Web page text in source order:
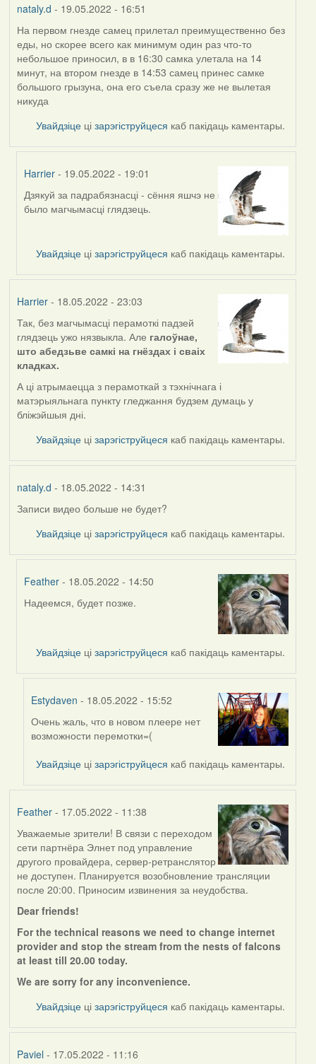
nataly.d - 19.05.2022 - 16:51
На первом гнезде самец прилетал преимущественно без
еды, но скорее всего как минимум один раз что-то
небольшое приносил, в в 16:30 самка улетала на 14
минут, на втором гнезде в 14:53 самец принес самке
большого грызуна, она его съела сразу же не вылетая
никуда
Увайдзіце цізарэгіструйцеся каб пакідаць каментары.
Harrier - 19.05.2022 - 19:01
In
reply
nataly.d
Дзякуй за падрабязнасці - сёння яшчэ не
было магчымасці глядзець.
Увайдзіце цізарэгіструйцеся каб пакідаць каментары.
Harrier- 18.05.2022 - 23:03
Так, без магчымасці перамоткі падзей
глядзець ужо нязвыкла. Але галоўнае,
што абедзьве самкі на гнёздах і сваіх
кладках.
А ці атрымаецца з перамоткай з тэхнічнага і
матэрыяльнага пункту гледжання будзем думаць у
бліжэйшыя дні.
Увайдзіце цізарэгіструйцеся каб пакідаць каментары.
nataly.d - 18.05.2022 - 14:31
Записи видео больше не будет?
Увайдзіце цізарэгіструйцеся каб пакідаць каментары.
Feather - 18.05.2022 - 14:50
In
Надеемся, будет позже.
Увайдзіце цізарэгіструйцеся каб пакідаць каментары.
Estydaven - 18.05.2022 - 15:52
In
reply
by
Feather
Очень жаль, что в новом плеере нет
возможности перемотки=(
Увайдзіце цізарэгіструйцеся каб пакідаць каментары.
Feather- 17.05.2022 - 11:38
Уважаемые зрители! В связи с переходом
сети партнёра Элнет под управление
другого провайдера, сервер-ретранслятор
не доступен. Планируется возобновление трансляции
после 20:00. Приносим извинения за неудобства.
Dear friends!
For the technical reasons we need to change internet
provider and stop the stream from the nests of falcons
at least till 20.00 today.
We are sorry for any inconvenience.
Увайдзіце цізарэгіструйцеся каб пакідаць каментары.
Paviel - 17.05.2022 - 11:16